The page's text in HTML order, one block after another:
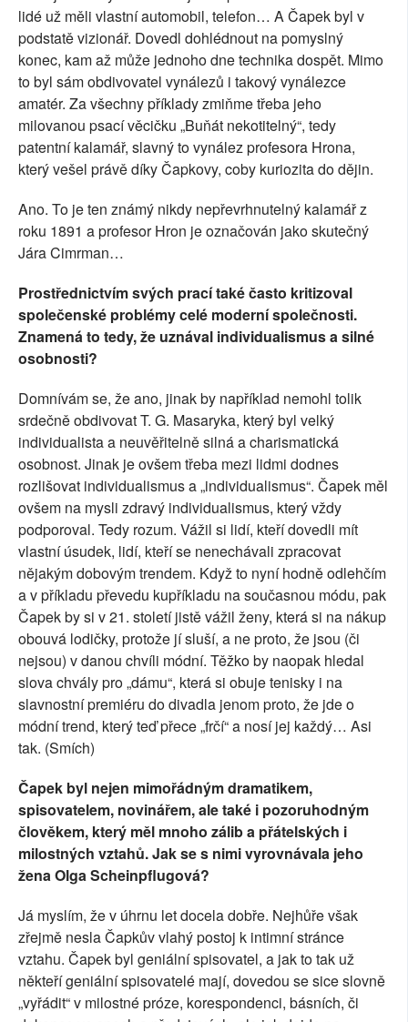
lidé už měli vlastní automobil, telefon… A Čapek byl v
podstatě vizionář. Dovedl dohlédnout na pomyslný
konec, kam až může jednoho dne technika dospět. Mimo
to byl sám obdivovatel vynálezů i takový vynálezce
amatér. Za všechny příklady zmiňme třeba jeho
milovanou psací věcičku „Buňát nekotitelný“, tedy
patentní kalamář, slavný to vynález profesora Hrona,
který vešel právě díky Čapkovy, coby kuriozita do dějin.
Ano. To je ten známý nikdy nepřevrhnutelný kalamář z
roku 1891 a profesor Hron je označován jako skutečný
Jára Cimrman…
Prostřednictvím svých prací také často kritizoval
společenské problémy celé moderní společnosti.
Znamená to tedy, že uznával individualismus a silné
osobnosti?
Domnívám se, že ano, jinak by například nemohl tolik
srdečně obdivovat T. G. Masaryka, který byl velký
individualista a neuvěřitelně silná a charismatická
osobnost. Jinak je ovšem třeba mezi lidmi dodnes
rozlišovat individualismus a „individualismus“. Čapek měl
ovšem na mysli zdravý individualismus, který vždy
podporoval. Tedy rozum. Vážil si lidí, kteří dovedli mít
vlastní úsudek, lidí, kteří se nenechávali zpracovat
nějakým dobovým trendem. Když to nyní hodně odlehčím
a v příkladu převedu kupříkladu na současnou módu, pak
Čapek by si v 21. století jistě vážil ženy, která si na nákup
obouvá lodičky, protože jí sluší, a ne proto, že jsou (či
nejsou) v danou chvíli módní. Těžko by naopak hledal
slova chvály pro „dámu“, která si obuje tenisky i na
slavnostní premiéru do divadla jenom proto, že jde o
módní trend, který teď přece „frčí“ a nosí jej každý… Asi
tak. (Smích)
Čapek byl nejen mimořádným dramatikem,
spisovatelem, novinářem, ale také i pozoruhodným
člověkem, který měl mnoho zálib a přátelských i
milostných vztahů. Jak se s nimi vyrovnávala jeho
žena Olga Scheinpflugová?
Já myslím, že v úhrnu let docela dobře. Nejhůře však
zřejmě nesla Čapkův vlahý postoj k intimní stránce
vztahu. Čapek byl geniální spisovatel, a jak to tak už
někteří geniální spisovatelé mají, dovedou se sice slovně
„vyřádit“ v milostné próze, korespondenci, básních, či